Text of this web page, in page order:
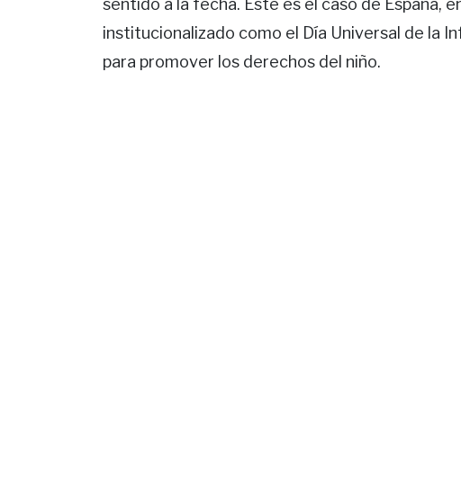
sentido a la fecha. Este es el caso de España,
institucionalizado como el Día Universal de la
para promover los derechos del niño.